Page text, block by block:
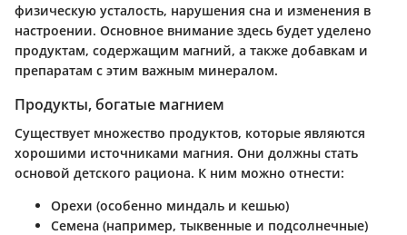
физическую усталость, нарушения сна и изменения в
настроении. Основное внимание здесь будет уделено
продуктам, содержащим магний, а также добавкам и
препаратам с этим важным минералом.
Продукты, богатые магнием
Существует множество продуктов, которые являются
хорошими источниками магния. Они должны стать
основой детского рациона. К ним можно отнести:
Орехи (особенно миндаль и кешью)
Семена (например, тыквенные и подсолнечные)